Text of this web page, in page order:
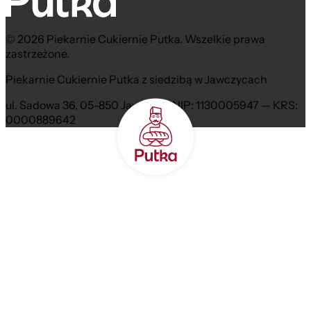
© 2026 Piekarnie Cukiernie Putka. Wszelkie prawa
zastrzeżone.
Piekarnie Cukiernie Putka z siedzibą w Jawczycach
ul. Sadowa 36, 05-850 Jawczyce NIP: 1130005947 — KRS:
0000889642